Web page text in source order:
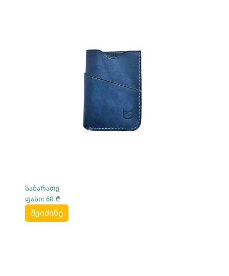
Სრულად Ნახვა
საბარათე
ფასი: 60 ₾
შეიძინე